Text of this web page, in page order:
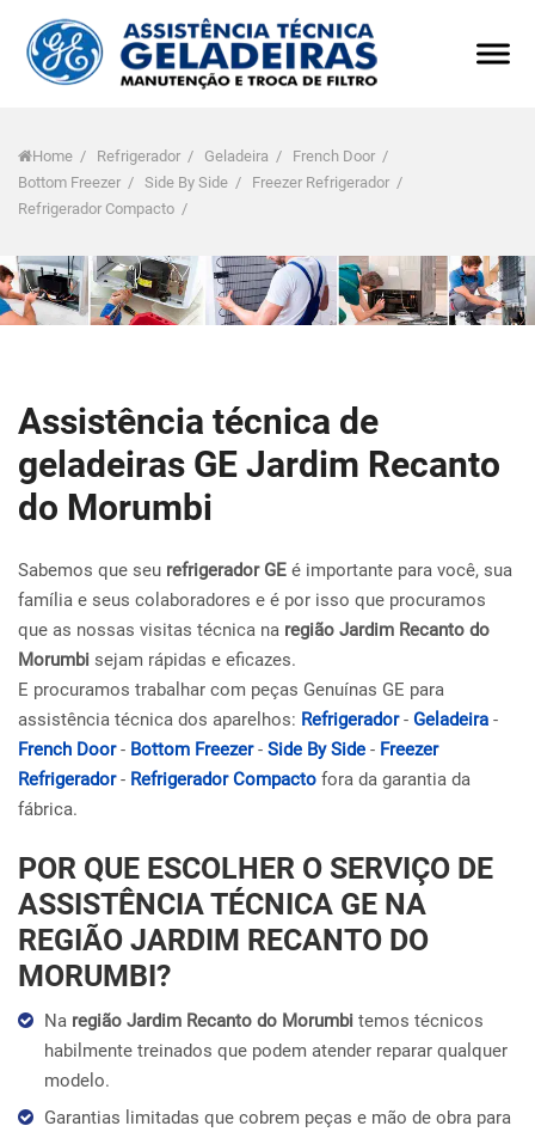
Home / Refrigerador / Geladeira / French Door /
Bottom Freezer / Side By Side / Freezer Refrigerador /
Refrigerador Compacto /
Assistência técnica de
geladeiras GE Jardim Recanto
do Morumbi
Sabemos que seu refrigerador GE é importante para você, sua
família e seus colaboradores e é por isso que procuramos
que as nossas visitas técnica na região Jardim Recanto do
Morumbi sejam rápidas e eficazes.
E procuramos trabalhar com peças Genuínas GE para
assistência técnica dos aparelhos: Refrigerador- Geladeira -
French Door- Bottom Freezer- Side By Side - Freezer
Refrigerador- Refrigerador Compacto fora da garantia da
fábrica.
POR QUE ESCOLHER O SERVIÇO DE
ASSISTÊNCIA TÉCNICA GE NA
REGIÃO JARDIM RECANTO DO
MORUMBI?
Na região Jardim Recanto do Morumbi temos técnicos
habilmente treinados que podem atender reparar qualquer
modelo.
Garantias limitadas que cobrem peças e mão de obra para